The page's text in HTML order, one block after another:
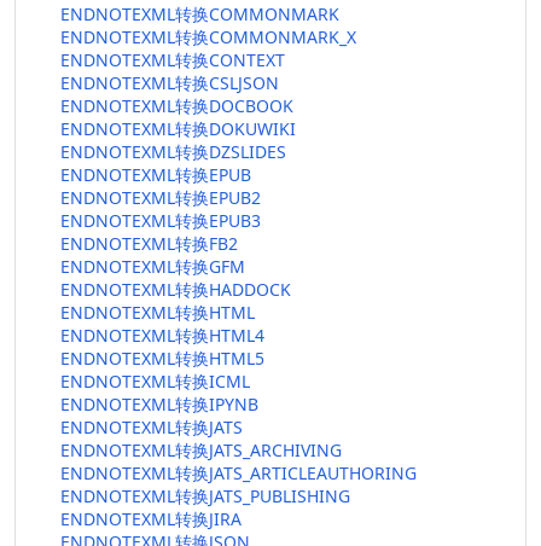
ENDNOTEXML转换COMMONMARK
ENDNOTEXML转换COMMONMARK_X
ENDNOTEXML转换CONTEXT
ENDNOTEXML转换CSLJSON
ENDNOTEXML转换DOCBOOK
ENDNOTEXML转换DOKUWIKI
ENDNOTEXML转换DZSLIDES
ENDNOTEXML转换EPUB
ENDNOTEXML转换EPUB2
ENDNOTEXML转换EPUB3
ENDNOTEXML转换FB2
ENDNOTEXML转换GFM
ENDNOTEXML转换HADDOCK
ENDNOTEXML转换HTML
ENDNOTEXML转换HTML4
ENDNOTEXML转换HTML5
ENDNOTEXML转换ICML
ENDNOTEXML转换IPYNB
ENDNOTEXML转换JATS
ENDNOTEXML转换JATS_ARCHIVING
ENDNOTEXML转换JATS_ARTICLEAUTHORING
ENDNOTEXML转换JATS_PUBLISHING
ENDNOTEXML转换JIRA